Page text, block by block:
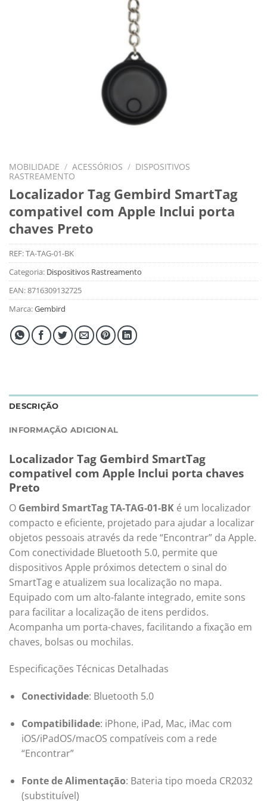
MOBILIDADE / ACESSÓRIOS / DISPOSITIVOS
RASTREAMENTO
Localizador Tag Gembird SmartTag
compativel com Apple Inclui porta
chaves Preto
REF:TA-TAG-01-BK
Categoria: Dispositivos Rastreamento
EAN:8716309132725
Marca:Gembird
DESCRIÇÃO
INFORMAÇÃO ADICIONAL
Localizador Tag Gembird SmartTag
compativel com Apple Inclui porta chaves
Preto
O Gembird SmartTag TA-TAG-01-BK é um localizador
compacto e eficiente, projetado para ajudar a localizar
objetos pessoais através da rede “Encontrar” da Apple.
Com conectividade Bluetooth 5.0, permite que
dispositivos Apple próximos detectem o sinal do
SmartTag e atualizem sua localização no mapa.
Equipado com um alto-falante integrado, emite sons
para facilitar a localização de itens perdidos.
Acompanha um porta-chaves, facilitando a fixação em
chaves, bolsas ou mochilas.
Especificações Técnicas Detalhadas
Conectividade: Bluetooth 5.0
Compatibilidade: iPhone, iPad, Mac, iMac com
iOS/iPadOS/macOS compatíveis com a rede
“Encontrar”
Fonte de Alimentação: Bateria tipo moeda CR2032
(substituível)